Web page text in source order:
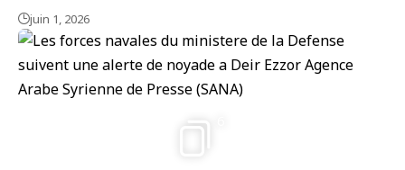
juin 1, 2026